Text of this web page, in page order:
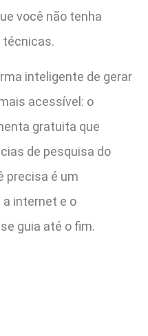
você não tenha
técnicas.
inteligente de gerar
acessível: o
gratuita que
de pesquisa do
precisa é um
internet e o
guia até o fim.